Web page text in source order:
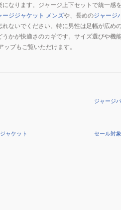
なります。ジャージ上下セットで統一感を
ージジャケット メンズや、長めのジャージ
ないでください。特に男性は足幅が広め
かが快適さのカギです。サイズ選びや機
ップもご覧いただけます。
ジャージ
ャケット セール対象